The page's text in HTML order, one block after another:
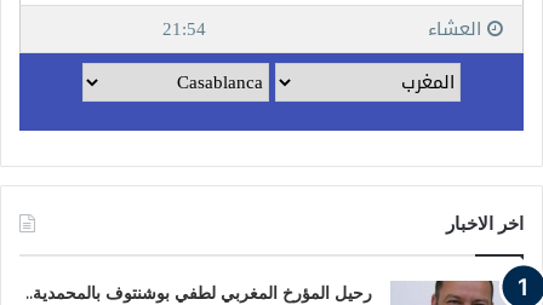
اخر الاخبار
رحيل المؤرخ المغربي لطفي بوشنتوف بالمحمدية..